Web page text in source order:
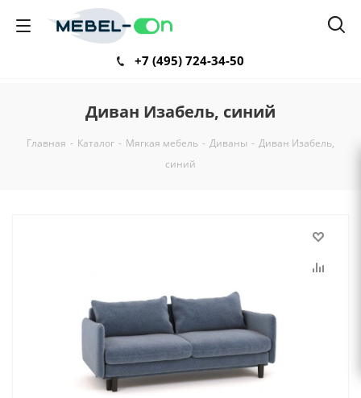
+7 (495) 724-34-50
Диван Изабель, синий
Главная - Каталог - Мягкая мебель - Диваны - Диван Изабель,
синий